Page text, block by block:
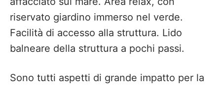
riservato giardino immerso nel verde.
Facilità di accesso alla struttura. Lido
balneare della struttura a pochi passi.
Sono tutti aspetti di grande impatto per la